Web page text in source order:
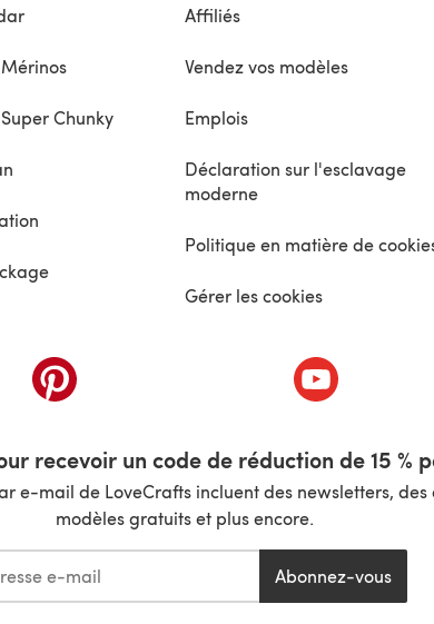
Chunky
Affiliés
Vendez vos modèles
Emplois
Déclaration sur l'esclavage
moderne
Politique en matière de
Gérer les cookies
(s'ouvre dans un nouvel onglet) (s'ouvre dans
recevoir un code de réduction de 15 %
e-mail de LoveCrafts incluent des newsletters,
modèles gratuits et plus encore.
Abonnez-vous